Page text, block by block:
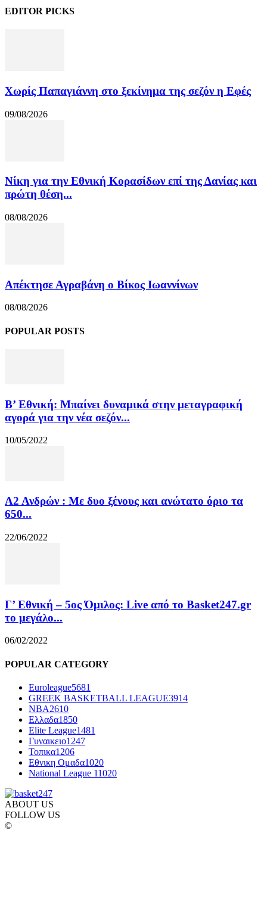
EDITOR PICKS
Χωρίς Παπαγιάννη στο ξεκίνημα της σεζόν η Εφές
09/08/2026
Νίκη για την Εθνική Κορασίδων επί της Δανίας και
πρώτη θέση...
08/08/2026
Απέκτησε Αγραβάνη ο Βίκος Ιωαννίνων
08/08/2026
POPULAR POSTS
Β’ Εθνική: Μπαίνει δυναμικά στην μεταγραφική
αγορά για την νέα σεζόν...
10/05/2022
Α2 Ανδρών : Με δυο ξένους και ανώτατο όριο τα
650...
22/06/2022
Γ’ Εθνική – 5ος Όμιλος: Live από το Basket247.gr
το μεγάλο...
06/02/2022
POPULAR CATEGORY
Euroleague5681
GREEK BASKETBALL LEAGUE3914
NBA2610
Ελλαδα1850
Elite League1481
Γυναικειο1247
Τοπικα1206
Εθνικη Ομαδα1020
National League 11020
ABOUT US
FOLLOW US
©